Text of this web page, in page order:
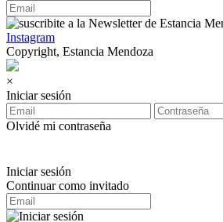
Instagram
Copyright, Estancia Mendoza
×
Iniciar sesión
Olvidé mi contraseña
Iniciar sesión
Continuar como invitado